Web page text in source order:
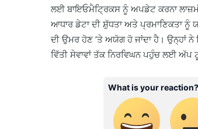
ਲਈ ਬਾਇਓਮੈਟ੍ਰਿਕਸ ਨੂੰ ਅਪਡੇਟ ਕਰਨਾ
ਆਧਾਰ ਡੇਟਾ ਦੀ ਸ਼ੁੱਧਤਾ ਅਤੇ ਪ੍ਰਮਾਣਿਕਤਾ ਨੂੰ
ਦੀ ਉਮਰ ਹੋਣ ’ਤੇ ਅਯੋਗ ਹੋ ਜਾਂਦਾ ਹੈ। ਉਨ੍ਹਾਂ
ਵਿੱਤੀ ਸੇਵਾਵਾਂ ਤੱਕ ਨਿਰਵਿਘਨ ਪਹੁੰਚ ਲਈ ਅੱਪ